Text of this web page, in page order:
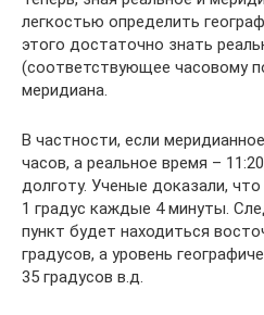
легкостью определить
этого достаточно знать
(соответствующее часовому
меридиана.
В частности, если
часов, а реальное время –
долготу. Ученые доказали,
1 градус каждые 4 минуты.
пункт будет находиться
градусов, а уровень
35 градусов в.д.